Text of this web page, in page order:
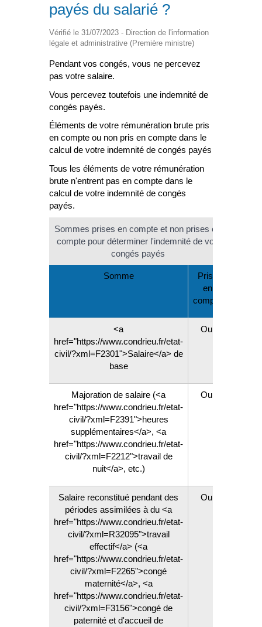
payés du salarié ?
Vérifié le 31/07/2023 - Direction de l'information
légale et administrative (Première ministre)
Pendant vos congés, vous ne percevez
pas votre salaire.
Vous percevez toutefois une indemnité de
congés payés.
Éléments de votre rémunération brute pris
en compte ou non pris en compte dans le
calcul de votre indemnité de congés payés
Tous les éléments de votre rémunération
brute n'entrent pas en compte dans le
calcul de votre indemnité de congés
payés.
Sommes prises en compte et non prises en
compte pour déterminer l'indemnité de vos
congés payés
Somme
Prise
en
compte
<a
href="https://www.condrieu.fr/etat-
civil/?xml=F2301">Salaire</a> de
base
Oui
Majoration de salaire (<a
href="https://www.condrieu.fr/etat-
civil/?xml=F2391">heures
supplémentaires</a>, <a
href="https://www.condrieu.fr/etat-
civil/?xml=F2212">travail de
nuit</a>, etc.)
Oui
Salaire reconstitué pendant des
périodes assimilées à du <a
href="https://www.condrieu.fr/etat-
civil/?xml=R32095">travail
effectif</a> (<a
href="https://www.condrieu.fr/etat-
civil/?xml=F2265">congé
maternité</a>, <a
href="https://www.condrieu.fr/etat-
civil/?xml=F3156">congé de
paternité et d'accueil de
Oui